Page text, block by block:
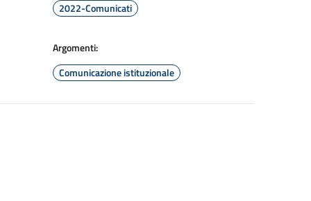
2022-Comunicati
Argomenti:
Comunicazione istituzionale